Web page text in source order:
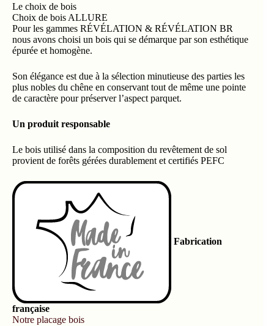
Le choix de bois
Choix de bois ALLURE
Pour les gammes RÉVÉLATION & RÉVÉLATION BR
nous avons choisi un bois qui se démarque par son esthétique
épurée et homogène.
Son élégance est due à la sélection minutieuse des parties les
plus nobles du chêne en conservant tout de même une pointe
de caractère pour préserver l’aspect parquet.
Un produit responsable
Le bois utilisé dans la composition du revêtement de sol
provient de forêts gérées durablement et certifiés PEFC
Fabrication
française
Notre placage bois